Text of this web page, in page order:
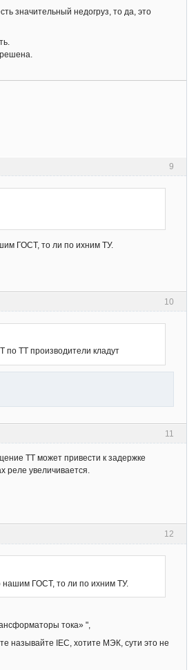
значительный недогруз, то да, это
решена.
9
ГОСТ, то ли по ихним ТУ.
10
по ТТ производители кладут
11
ТТ может привести к задержке
реле увеличивается.
12
нашим ГОСТ, то ли по ихним ТУ.
тока» ",
называйте IEC, хотите МЭК, сути это не